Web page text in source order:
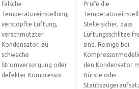
Falsche
Temperatureinstellung,
verstopfte Lüftung,
verschmutzter
Kondensator, zu
schwache
Stromversorgung oder
defekter Kompressor.
Prüfe die
Stelle sicher, dass
Lüftungsschlitze
sind. Reinige bei
den Kondensator
Bürste oder